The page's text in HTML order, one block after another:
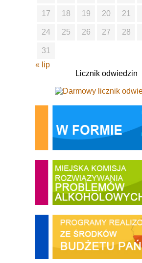
17 18 19 20 21
24 25 26 27 28
31
« lip
Licznik odwiedzin